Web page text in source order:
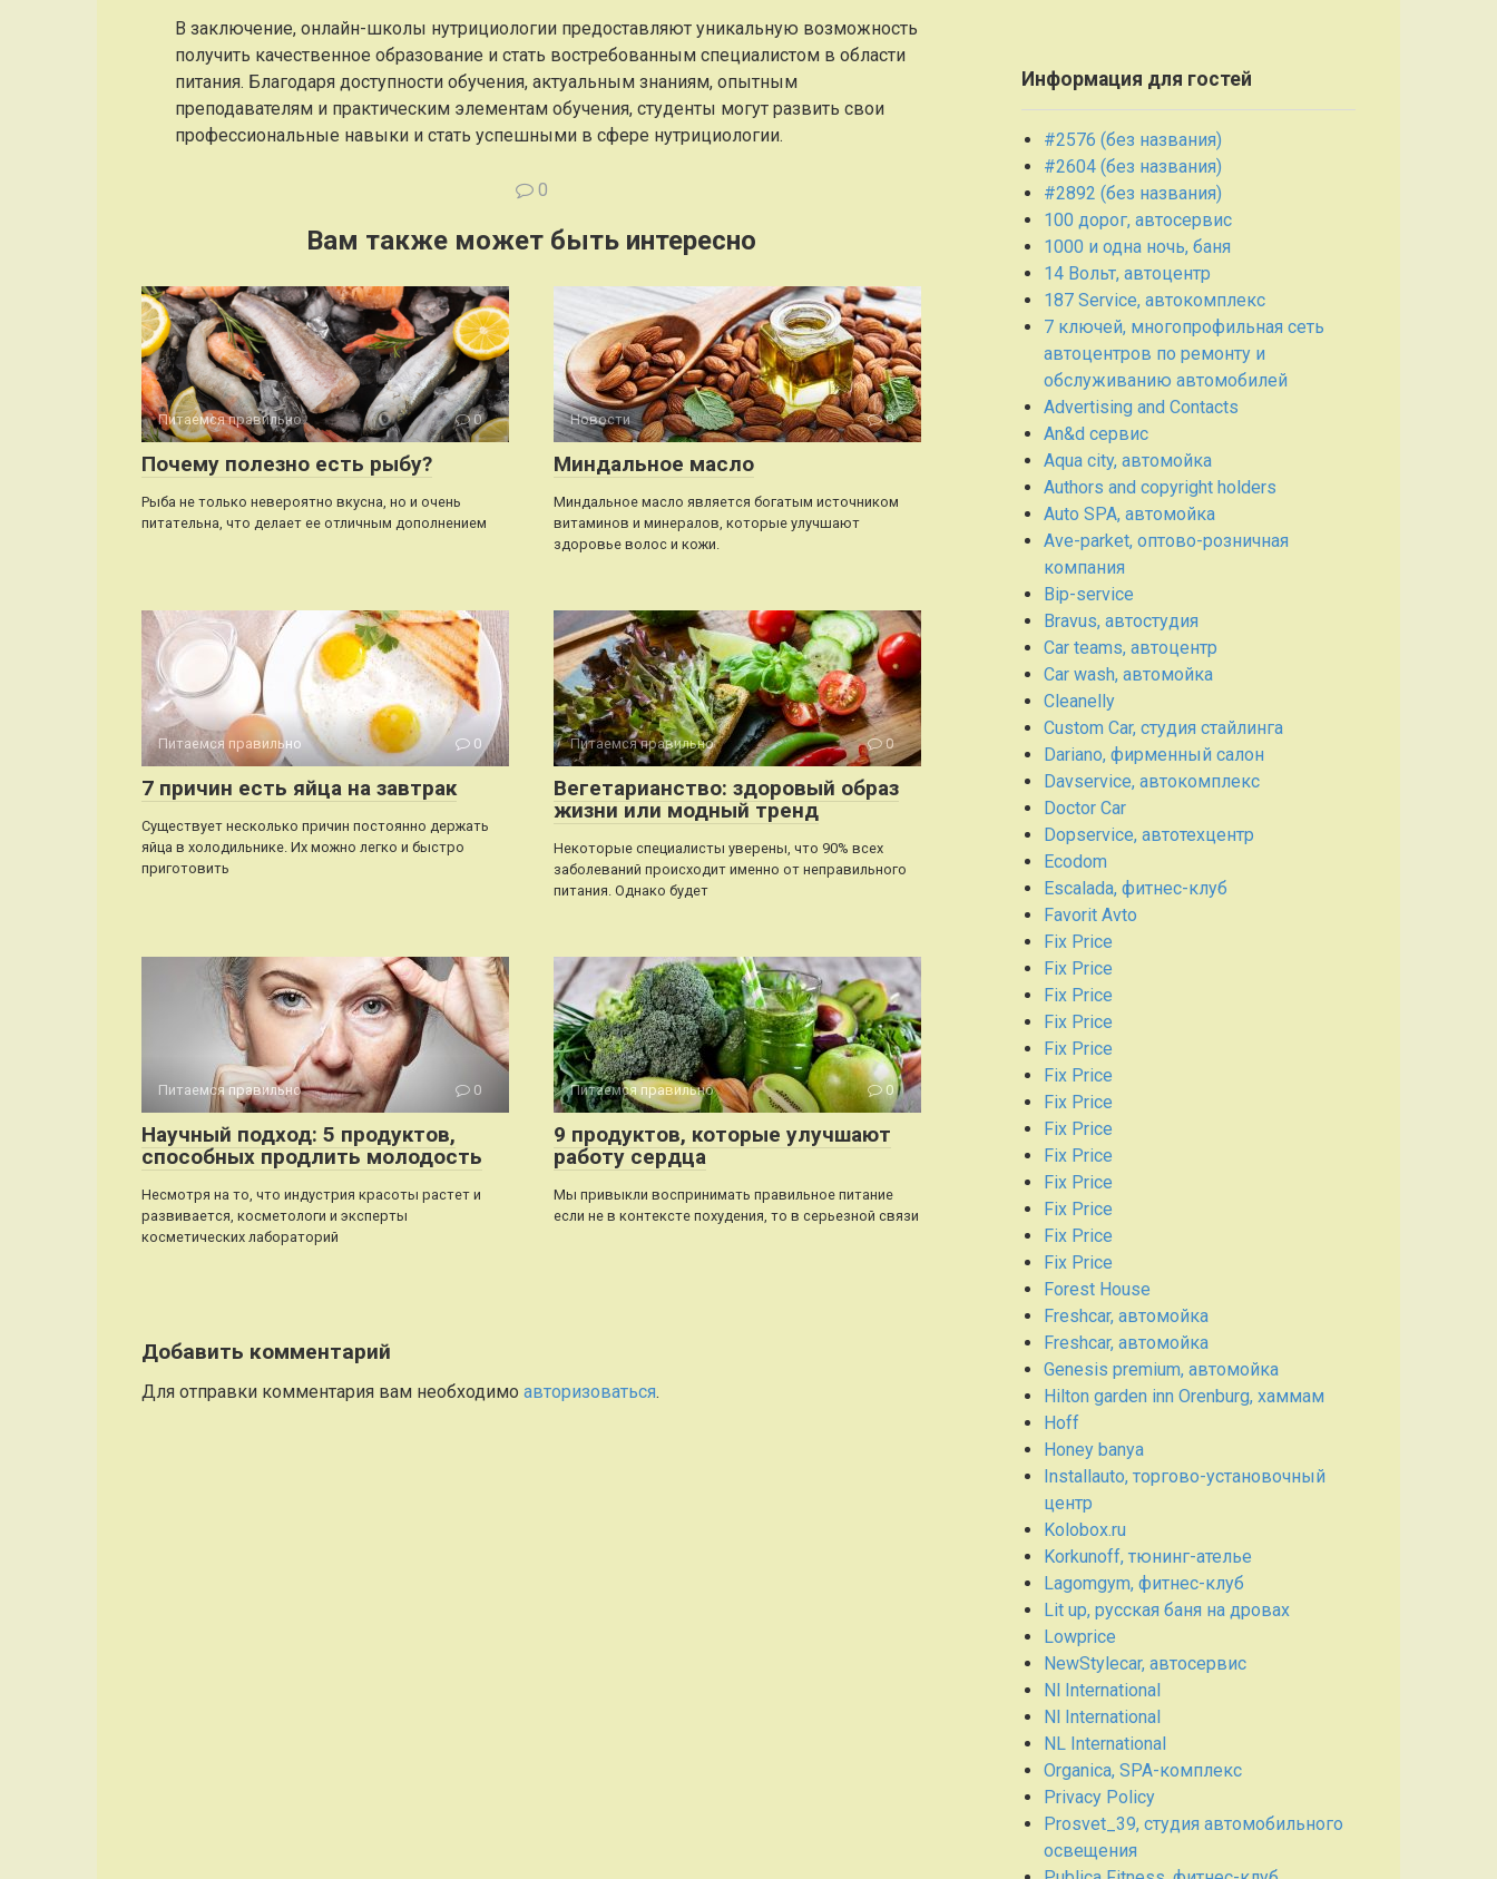
В заключение, онлайн-школы нутрициологии предоставляют уникальную возможность
получить качественное образование и стать востребованным специалистом в области
питания. Благодаря доступности обучения, актуальным знаниям, опытным
преподавателям и практическим элементам обучения, студенты могут развить свои
профессиональные навыки и стать успешными в сфере нутрициологии.
0
Вам также может быть интересно
Питаемся правильно 0
Почему полезно есть рыбу?
Рыба не только невероятно вкусна, но и очень
питательна, что делает ее отличным дополнением
Новости 0
Миндальное масло
Миндальное масло является богатым источником
витаминов и минералов, которые улучшают
здоровье волос и кожи.
Питаемся правильно 0
7 причин есть яйца на завтрак
Существует несколько причин постоянно держать
яйца в холодильнике. Их можно легко и быстро
приготовить
Питаемся правильно 0
Вегетарианство: здоровый образ
жизни или модный тренд
Некоторые специалисты уверены, что 90% всех
заболеваний происходит именно от неправильного
питания. Однако будет
Питаемся правильно 0
Научный подход: 5 продуктов,
способных продлить молодость
Несмотря на то, что индустрия красоты растет и
развивается, косметологи и эксперты
косметических лабораторий
Питаемся правильно 0
9 продуктов, которые улучшают
работу сердца
Мы привыкли воспринимать правильное питание
если не в контексте похудения, то в серьезной связи
Добавить комментарий
Для отправки комментария вам необходимо авторизоваться.
Информация для гостей
#2576 (без названия)
#2604 (без названия)
#2892 (без названия)
100 дорог, автосервис
1000 и одна ночь, баня
14 Вольт, автоцентр
187 Service, автокомплекс
7 ключей, многопрофильная сеть
автоцентров по ремонту и
обслуживанию автомобилей
Advertising and Contacts
An&d сервис
Aqua city, автомойка
Authors and copyright holders
Auto SPA, автомойка
Ave-parket, оптово-розничная
компания
Bip-service
Bravus, автостудия
Car teams, автоцентр
Car wash, автомойка
Cleanelly
Custom Car, студия стайлинга
Dariano, фирменный салон
Davservice, автокомплекс
Doctor Car
Dopservice, автотехцентр
Ecodom
Escalada, фитнес-клуб
Favorit Avto
Fix Price
Fix Price
Fix Price
Fix Price
Fix Price
Fix Price
Fix Price
Fix Price
Fix Price
Fix Price
Fix Price
Fix Price
Fix Price
Forest House
Freshcar, автомойка
Freshcar, автомойка
Genesis premium, автомойка
Hilton garden inn Orenburg, хаммам
Hoff
Honey banya
Installauto, торгово-установочный
центр
Kolobox.ru
Korkunoff, тюнинг-ателье
Lagomgym, фитнес-клуб
Lit up, русская баня на дровах
Lowprice
NewStylecar, автосервис
Nl International
Nl International
NL International
Organica, SPA-комплекс
Privacy Policy
Prosvet_39, студия автомобильного
освещения